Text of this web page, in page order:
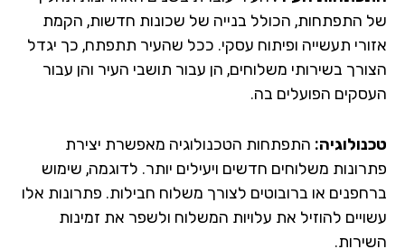
התפתחות, הכולל בנייה של שכונות חדשות, הקמת
תעשייה ופיתוח עסקי. ככל שהעיר תתפתח, כך יגדל
בשירותי משלוחים, הן עבור תושבי העיר והן עבור
הפועלים בה.
התפתחות הטכנולוגיה מאפשרת יצירת
משלוחים חדשים ויעילים יותר. לדוגמה, שימוש
או ברובוטים לצורך משלוח חבילות. פתרונות אלו
להוזיל את עלויות המשלוח ולשפר את זמינות